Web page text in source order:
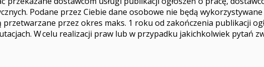
Podane przez Ciebie dane osobowe nie będą
przez okres maks. 1 roku od zakończenia publikacji
W celu realizacji praw lub w przypadku jakichkolwiek pytań